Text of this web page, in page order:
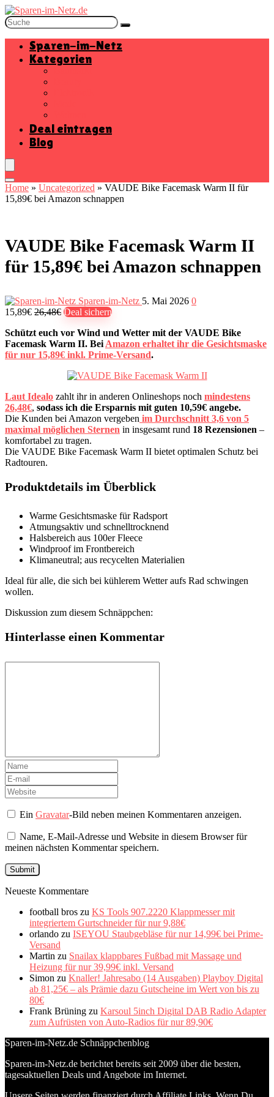
Sparen-im-Netz
Kategorien
Deal eintragen
Blog
Home » Uncategorized » VAUDE Bike Facemask Warm II für
15,89€ bei Amazon schnappen
VAUDE Bike Facemask Warm II
für 15,89€ bei Amazon schnappen
Sparen-im-Netz 5. Mai 2026 0
15,89€ 26,48€ Deal sichern
Schützt euch vor Wind und Wetter mit der VAUDE Bike
Facemask Warm II. Bei Amazon erhaltet ihr die Gesichtsmaske
für nur 15,89€ inkl. Prime-Versand.
Laut Idealo zahlt ihr in anderen Onlineshops noch mindestens
26,48€, sodass ich die Ersparnis mit guten 10,59€ angebe.
Die Kunden bei Amazon vergeben im Durchschnitt 3,6 von 5
maximal möglichen Sternen in insgesamt rund 18 Rezensionen –
komfortabel zu tragen.
Die VAUDE Bike Facemask Warm II bietet optimalen Schutz bei
Radtouren.
Produktdetails im Überblick
Warme Gesichtsmaske für Radsport
Atmungsaktiv und schnelltrocknend
Halsbereich aus 100er Fleece
Windproof im Frontbereich
Klimaneutral; aus recycelten Materialien
Ideal für alle, die sich bei kühlerem Wetter aufs Rad schwingen
wollen.
Diskussion zum diesem Schnäppchen:
Hinterlasse einen Kommentar
EinGravatar-Bild neben meinen Kommentaren anzeigen.
Name, E-Mail-Adresse und Website in diesem Browser für
meinen nächsten Kommentar speichern.
Neueste Kommentare
football bros zu KS Tools 907.2220 Klappmesser mit
integriertem Gurtschneider für nur 9,88€
orlando zu ISEYOU Staubgebläse für nur 14,99€ bei Prime-
Versand
Martin zu Snailax klappbares Fußbad mit Massage und
Heizung für nur 39,99€ inkl. Versand
Simon zu Knaller! Jahresabo (14 Ausgaben) Playboy Digital
ab 81,25€ – als Prämie dazu Gutscheine im Wert von bis zu
80€
Frank Brüning zu Karsoul 5inch Digital DAB Radio Adapter
zum Aufrüsten von Auto-Radios für nur 89,90€
Sparen-im-Netz.de Schnäppchenblog
Sparen-im-Netz.de berichtet bereits seit 2009 über die besten,
tagesaktuellen Deals und Angebote im Internet.